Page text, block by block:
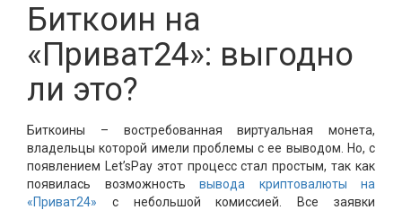
Биткоин на
«Приват24»: выгодно
ли это?
Биткоины – востребованная виртуальная монета,
владельцы которой имели проблемы с ее выводом. Но, с
появлением Let’sPay этот процесс стал простым, так как
появилась возможность вывода криптовалюты на
«Приват24» с небольшой комиссией. Все заявки